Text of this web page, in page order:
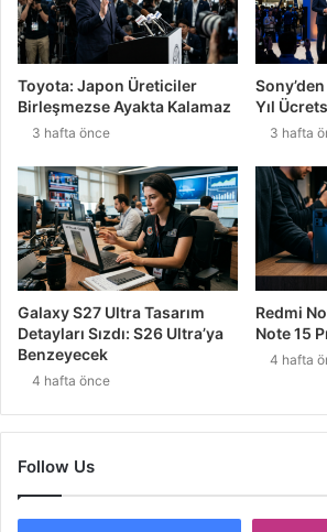
Toyota: Japon Üreticiler
Birleşmezse Ayakta Kalamaz
3 hafta önce
Yıl
3 hafta
Galaxy S27 Ultra Tasarım
Detayları Sızdı: S26 Ultra’ya
Benzeyecek
4 hafta önce
Redmi
Note 15
4 hafta
Follow Us